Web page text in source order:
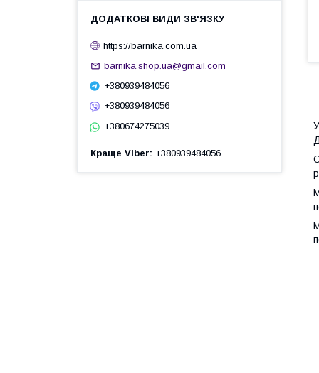
https://barnika.com.ua
barnika.shop.ua@gmail.com
+380939484056
+380939484056
+380674275039
Краще Viber +380939484056